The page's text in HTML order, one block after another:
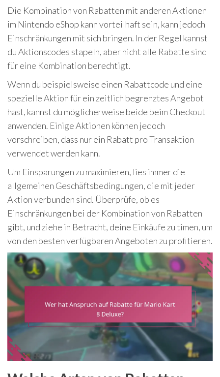
Die Kombination von Rabatten mit anderen Aktionen
im Nintendo eShop kann vorteilhaft sein, kann jedoch
Einschränkungen mit sich bringen. In der Regel kannst
du Aktionscodes stapeln, aber nicht alle Rabatte sind
für eine Kombination berechtigt.
Wenn du beispielsweise einen Rabattcode und eine
spezielle Aktion für ein zeitlich begrenztes Angebot
hast, kannst du möglicherweise beide beim Checkout
anwenden. Einige Aktionen können jedoch
vorschreiben, dass nur ein Rabatt pro Transaktion
verwendet werden kann.
Um Einsparungen zu maximieren, lies immer die
allgemeinen Geschäftsbedingungen, die mit jeder
Aktion verbunden sind. Überprüfe, ob es
Einschränkungen bei der Kombination von Rabatten
gibt, und ziehe in Betracht, deine Einkäufe zu timen, um
von den besten verfügbaren Angeboten zu profitieren.